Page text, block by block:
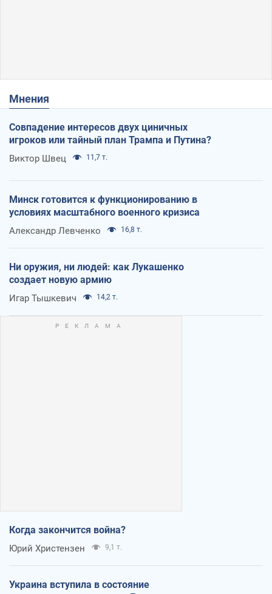
Мнения
Совпадение интересов двух циничных
игроков или тайный план Трампа и Путина?
Виктор Швец 11,7 т.
Минск готовится к функционированию в
условиях масштабного военного кризиса
Александр Левченко 16,8 т.
Ни оружия, ни людей: как Лукашенко
создает новую армию
Игар Тышкевич 14,2 т.
Когда закончится война?
Юрий Христензен 9,1 т.
Украина вступила в состояние